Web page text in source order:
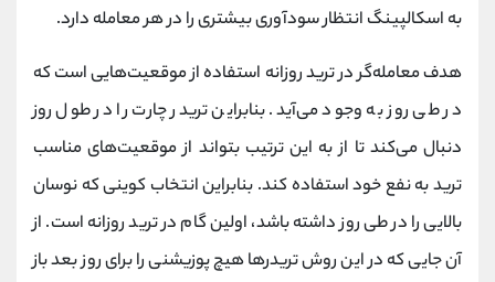
به اسکالپینگ انتظار سودآوری بیشتری را در هر معامله دارد.
هدف معامله‌گر در ترید روزانه استفاده از موقعیت‌هایی است که
در طی روز به وجود می‌آید. بنابراین تریدر چارت را در طول روز
دنبال می‌کند تا از به این ترتیب بتواند از موقعیت‌های مناسب
ترید به نفع خود استفاده کند. بنابراین انتخاب کوینی که نوسان
بالایی را در طی روز داشته باشد، اولین گام در ترید روزانه است. از
آن جایی که در این روش تریدرها هیچ پوزیشنی را برای روز بعد باز